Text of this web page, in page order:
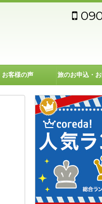
お客様の声 旅のお申込・